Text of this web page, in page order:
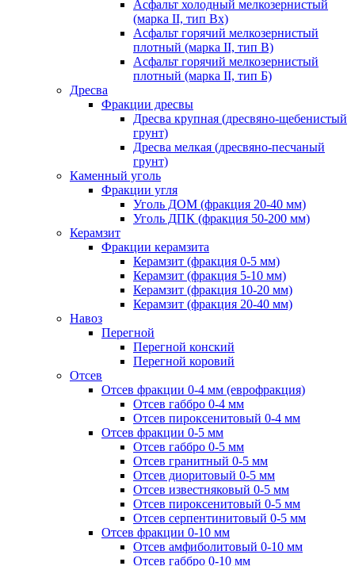
Асфальт холодный мелкозернистый
(марка II, тип Вх)
Асфальт горячий мелкозернистый
плотный (марка II, тип В)
Асфальт горячий мелкозернистый
плотный (марка II, тип Б)
Дресва
Фракции дресвы
Дресва крупная (дресвяно-щебенистый
грунт)
Дресва мелкая (дресвяно-песчаный
грунт)
Каменный уголь
Фракции угля
Уголь ДОМ (фракция 20-40 мм)
Уголь ДПК (фракция 50-200 мм)
Керамзит
Фракции керамзита
Керамзит (фракция 0-5 мм)
Керамзит (фракция 5-10 мм)
Керамзит (фракция 10-20 мм)
Керамзит (фракция 20-40 мм)
Навоз
Перегной
Перегной конский
Перегной коровий
Отсев
Отсев фракции 0-4 мм (еврофракция)
Отсев габбро 0-4 мм
Отсев пироксенитовый 0-4 мм
Отсев фракции 0-5 мм
Отсев габбро 0-5 мм
Отсев гранитный 0-5 мм
Отсев диоритовый 0-5 мм
Отсев известняковый 0-5 мм
Отсев пироксенитовый 0-5 мм
Отсев серпентинитовый 0-5 мм
Отсев фракции 0-10 мм
Отсев амфиболитовый 0-10 мм
Отсев габбро 0-10 мм